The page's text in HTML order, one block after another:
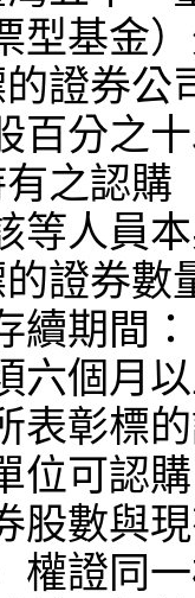
型基金
百分之
等人員
續期間
六個月
表彰標
位可認
數與現
權證同